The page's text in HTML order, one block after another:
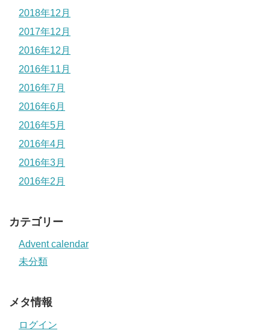
2018年12月
2017年12月
2016年12月
2016年11月
2016年7月
2016年6月
2016年5月
2016年4月
2016年3月
2016年2月
カテゴリー
Advent calendar
未分類
メタ情報
ログイン